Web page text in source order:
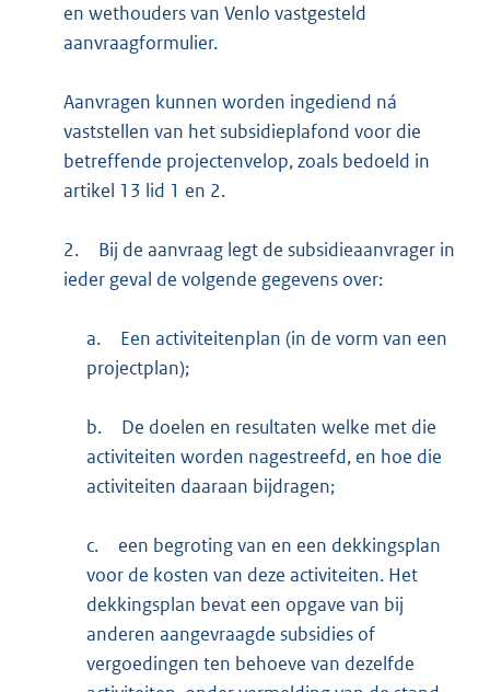
en wethouders van Venlo vastgesteld
aanvraagformulier.
Aanvragen kunnen worden ingediend ná
vaststellen van het subsidieplafond voor die
betreffende projectenvelop, zoals bedoeld in
artikel 13 lid 1 en 2.
2.
Bij de aanvraag legt de subsidieaanvrager in
ieder geval de volgende gegevens over:
a.
Een activiteitenplan (in de vorm van een
projectplan);
b.
De doelen en resultaten welke met die
activiteiten worden nagestreefd, en hoe die
activiteiten daaraan bijdragen;
c.
een begroting van en een dekkingsplan
voor de kosten van deze activiteiten. Het
dekkingsplan bevat een opgave van bij
anderen aangevraagde subsidies of
vergoedingen ten behoeve van dezelfde